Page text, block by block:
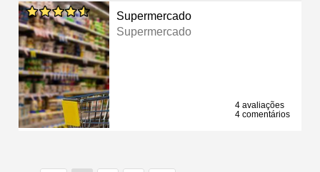
Supermercado
Supermercado
4 avaliações
4 comentários